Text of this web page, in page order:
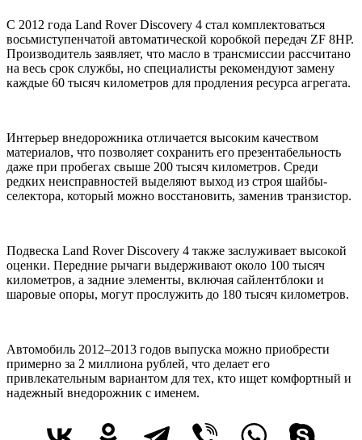
С 2012 года Land Rover Discovery 4 стал комплектоваться
восьмиступенчатой автоматической коробкой передач ZF 8HP.
Производитель заявляет, что масло в трансмиссии рассчитано
на весь срок службы, но специалисты рекомендуют замену
каждые 60 тысяч километров для продления ресурса агрегата.
Интерьер внедорожника отличается высоким качеством
материалов, что позволяет сохранить его презентабельность
даже при пробегах свыше 200 тысяч километров. Среди
редких неисправностей выделяют выход из строя шайбы-
селектора, который можно восстановить, заменив транзистор.
Подвеска Land Rover Discovery 4 также заслуживает высокой
оценки. Передние рычаги выдерживают около 100 тысяч
километров, а задние элементы, включая сайлентблоки и
шаровые опоры, могут прослужить до 180 тысяч километров.
Автомобиль 2012–2013 годов выпуска можно приобрести
примерно за 2 миллиона рублей, что делает его
привлекательным вариантом для тех, кто ищет комфортный и
надежный внедорожник с именем.